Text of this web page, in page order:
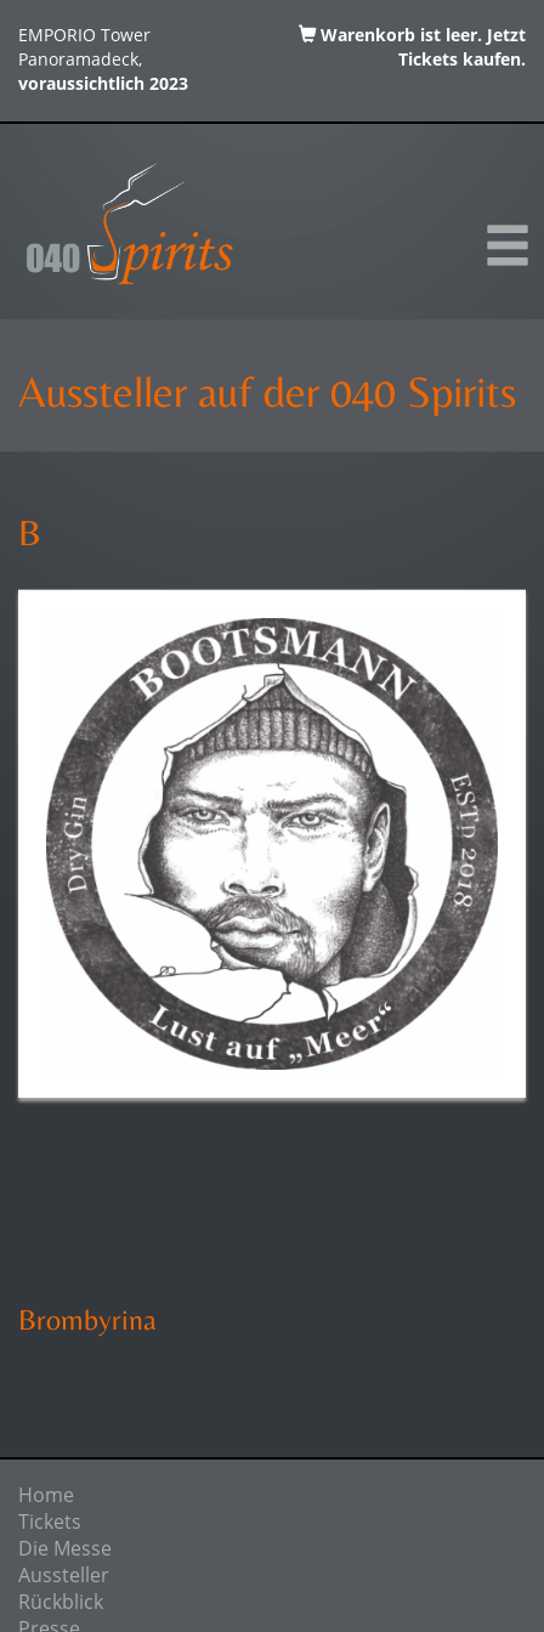
EMPORIO Tower
Panoramadeck,
voraussichtlich 2023
Warenkorb ist leer. Jetzt
Tickets kaufen.
Aussteller auf der 040 Spirits
B
Brombyrina
Home
Tickets
Die Messe
Aussteller
Rückblick